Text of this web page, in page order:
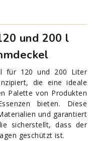
und 200 l
für 120 und 200 Liter
die eine ideale
Palette von Produkten
bieten. Diese
und garantiert
sicherstellt, dass der
geschützt ist.